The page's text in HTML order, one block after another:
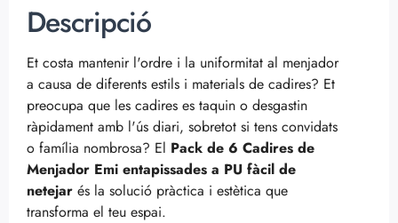
Descripció
Et costa mantenir l'ordre i la uniformitat al menjador
a causa de diferents estils i materials de cadires? Et
preocupa que les cadires es taquin o desgastin
ràpidament amb l'ús diari, sobretot si tens convidats
o família nombrosa? El Pack de 6 Cadires de
Menjador Emi entapissades a PU fàcil de
netejar és la solució pràctica i estètica que
transforma el teu espai.